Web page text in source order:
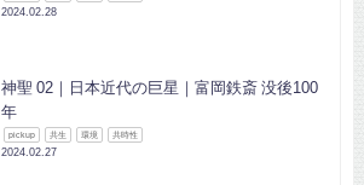
2024.02.28
神聖 02｜日本近代の巨星｜富岡鉄斎 没後100
年
pickup 共生 環境 共時性
2024.02.27